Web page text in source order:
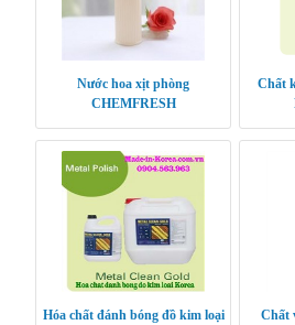
Nước hoa xịt phòng
CHEMFRESH
Chất
Hóa chất đánh bóng đồ kim loại
Chất